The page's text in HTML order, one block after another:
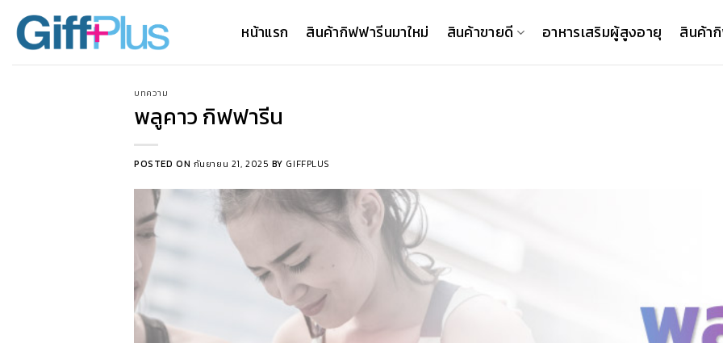
เนื้อหา
หน้าแรก สินค้ากิฟฟารีนมาใหม่ สินค้าขายดี อาหารเสริมผู้สูงอายุ สินค้า
บทความ
พลูคาว กิฟฟารีน
POSTED ON กันยายน 21, 2025 BY GIFFPLUS